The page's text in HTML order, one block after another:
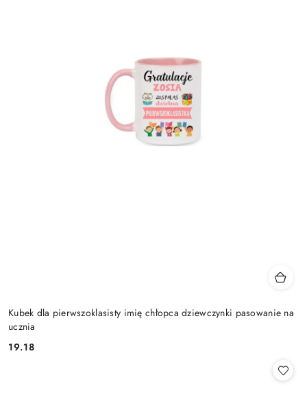
Kubek dla pierwszoklasisty imię chłopca dziewczynki pasowanie na
ucznia
Cena:
19.18